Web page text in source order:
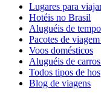
Lugares para
Hotéis no Brasil
Aluguéis de
Pacotes de
Voos domésticos
Aluguéis de
Todos tipos de
Blog de viagens